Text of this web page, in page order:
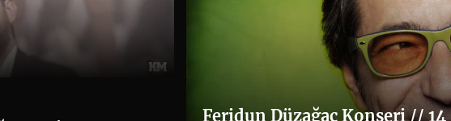
Feridun Düzağaç Konseri // 14